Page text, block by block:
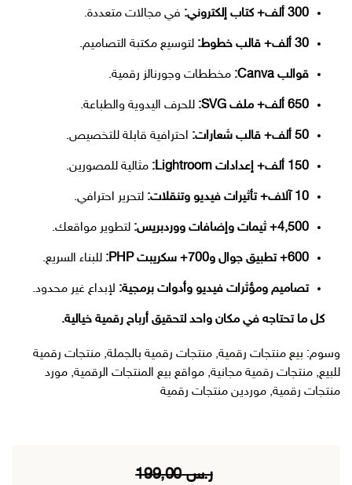
300 ألف+ كتاب إلكتروني: في مجالات متعددة.
30 ألف+ قالب خطوط: لتوسيع مكتبة التصاميم.
قوالب Canva: مخططات وجورنالز رقمية.
650 ألف+ ملف SVG: للحرف اليدوية والطباعة.
50 ألف+ قالب شعارات: احترافية قابلة للتخصيص.
150 ألف+ إعدادات Lightroom: مثالية للمصورين.
10 آلاف+ تأثيرات فيديو وتنقلات: لتحرير احترافي.
4,500+ ثيمات وإضافات ووردبريس: لتطوير مواقعك.
600+ تطبيق جوال و700+ سكريبت PHP: للبناء السريع.
تصاميم ومؤثرات فيديو وأدوات برمجية: لإبداع غير محدود.
كل ما تحتاجه في مكان واحد لتحقيق أرباح رقمية خيالية.
وسوم: بيع منتجات رقمية, منتجات رقمية بالجملة, منتجات رقمية
للبيع, منتجات رقمية مجانية, مواقع بيع المنتجات الرقمية, مورد
منتجات رقمية, موردين منتجات رقمية
ر.س199,00